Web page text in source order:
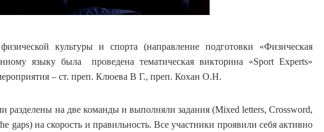
культуры и спорта (направление подготовки «Физическая
языку была проведена тематическая викторина «Sport Experts»
– ст. преп. Клюева В Г., преп. Кохан О.Н.
на две команды и выполняли задания (Mixed letters, Crossword,
gaps) на скорость и правильность. Все участники проявили себя активно